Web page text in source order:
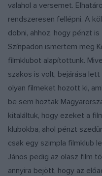
valahol a versemet.
rendszeresen fellépni. A
dobni, ahhoz, hogy pénzt
Színpadon ismertem meg
filmklubot alapítottunk.
szakos is volt, bejárása
olyan filmeket hozott ki,
be sem hoztak
kitaláltuk, hogy ezeket a
klubokba, ahol pénzt
csak egy szimpla filmklub
János pedig az olasz film
annyira bejött, hogy az